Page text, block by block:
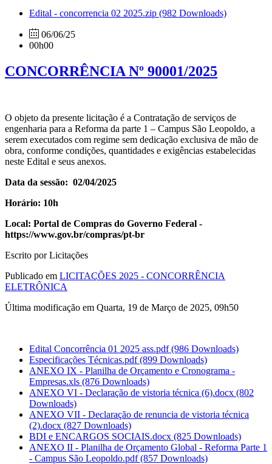
Edital - concorrencia 02 2025.zip (982 Downloads)
06/06/25
00h00
CONCORRÊNCIA Nº 90001/2025
O objeto da presente licitação é a Contratação de serviços de
engenharia para a Reforma da parte 1 – Campus São Leopoldo, a
serem executados com regime sem dedicação exclusiva de mão de
obra, conforme condições, quantidades e exigências estabelecidas
neste Edital e seus anexos.
Data da sessão: 02/04/2025
Horário: 10h
Local: Portal de Compras do Governo Federal -
https://www.gov.br/compras/pt-br
Escrito por Licitações
Publicado em LICITAÇÕES 2025 - CONCORRÊNCIA
ELETRÔNICA
Última modificação em Quarta, 19 de Março de 2025, 09h50
Edital Concorrência 01 2025 ass.pdf(986 Downloads)
Especificações Técnicas.pdf(899 Downloads)
ANEXO IX - Planilha de Orçamento e Cronograma -
Empresas.xls (876 Downloads)
ANEXO VI - Declaração de vistoria técnica (6).docx (802
Downloads)
ANEXO VII - Declaração de renuncia de vistoria técnica
(2).docx (827 Downloads)
BDI e ENCARGOS SOCIAIS.docx (825 Downloads)
ANEXO II - Planilha de Orçamento Global - Reforma Parte 1
- Campus São Leopoldo.pdf(857 Downloads)